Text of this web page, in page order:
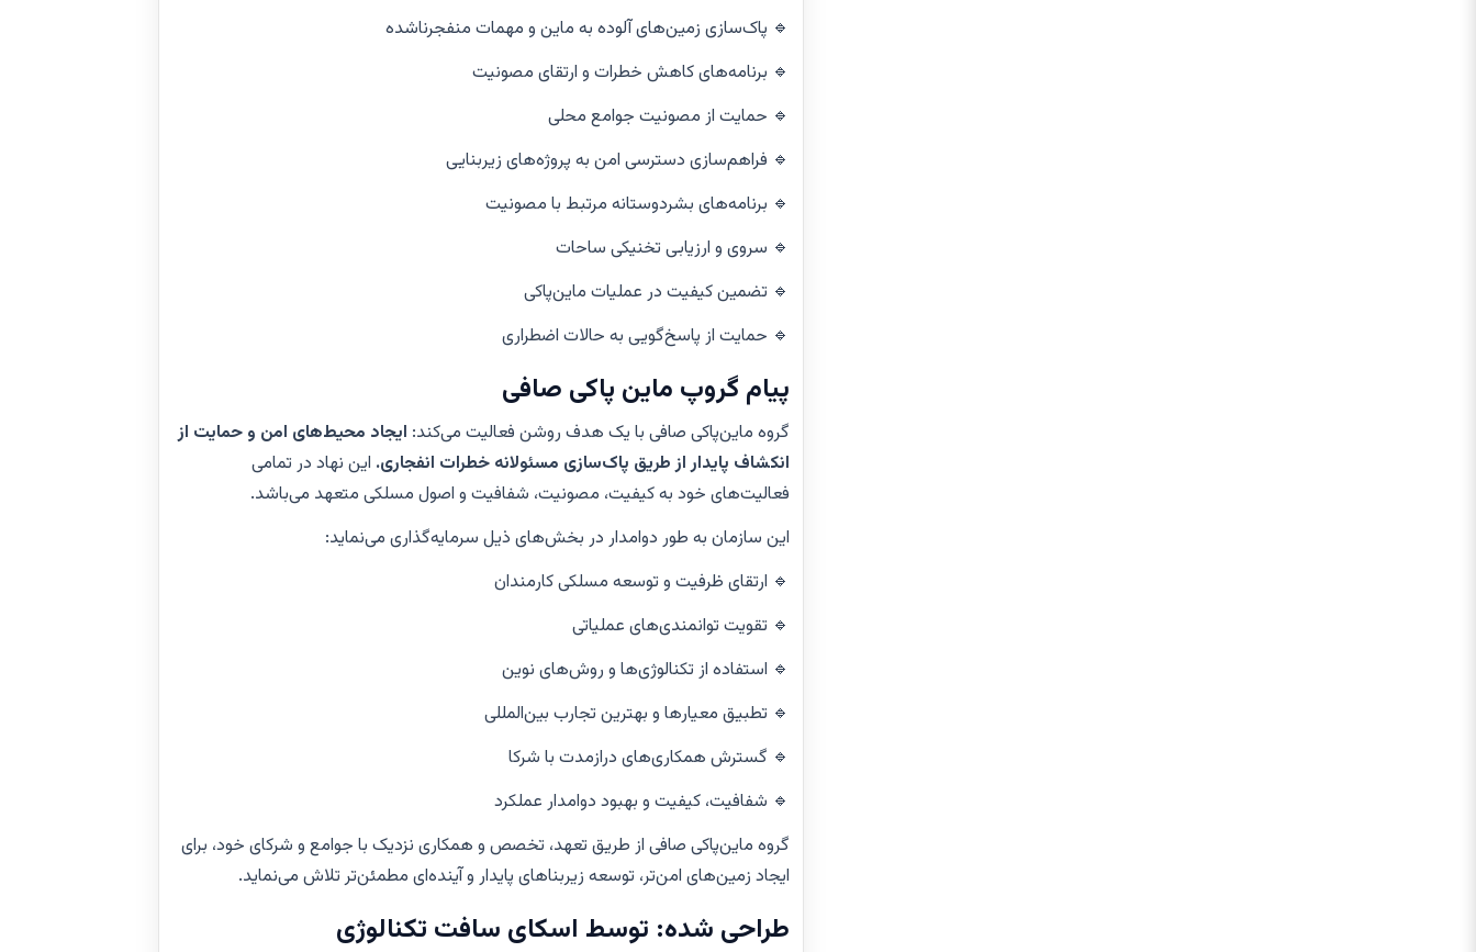
🔹 پاک‌سازی زمین‌های آلوده به ماین و مهمات منفجرناشده
🔹 برنامه‌های کاهش خطرات و ارتقای مصونیت
🔹 حمایت از مصونیت جوامع محلی
🔹 فراهم‌سازی دسترسی امن به پروژه‌های زیربنایی
🔹 برنامه‌های بشردوستانه مرتبط با مصونیت
🔹 سروی و ارزیابی تخنیکی ساحات
🔹 تضمین کیفیت در عملیات ماین‌پاکی
🔹 حمایت از پاسخ‌گویی به حالات اضطراری
پیام گروپ ماین‌ پاکی صافی
گروه ماین‌پاکی صافی با یک هدف روشن فعالیت می‌کند: ایجاد محیط‌های امن و حمایت از
انکشاف پایدار از طریق پاک‌سازی مسئولانه خطرات انفجاری. این نهاد در تمامی
فعالیت‌های خود به کیفیت، مصونیت، شفافیت و اصول مسلکی متعهد می‌باشد.
این سازمان به طور دوامدار در بخش‌های ذیل سرمایه‌گذاری می‌نماید:
🔹 ارتقای ظرفیت و توسعه مسلکی کارمندان
🔹 تقویت توانمندی‌های عملیاتی
🔹 استفاده از تکنالوژی‌ها و روش‌های نوین
🔹 تطبیق معیارها و بهترین تجارب بین‌المللی
🔹 گسترش همکاری‌های درازمدت با شرکا
🔹 شفافیت، کیفیت و بهبود دوامدار عملکرد
گروه ماین‌پاکی صافی از طریق تعهد، تخصص و همکاری نزدیک با جوامع و شرکای خود، برای
ایجاد زمین‌های امن‌تر، توسعه زیربناهای پایدار و آینده‌ای مطمئن‌تر تلاش می‌نماید.
طراحی شده: توسط اسکای سافت تکنالوژی